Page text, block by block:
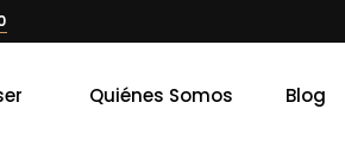
Quiénes Somos Blog